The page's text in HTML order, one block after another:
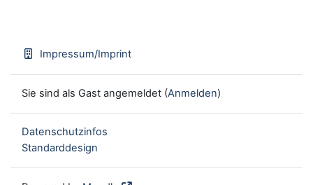
Impressum/Imprint
Sie sind als Gast angemeldet (Anmelden)
Datenschutzinfos
Standarddesign